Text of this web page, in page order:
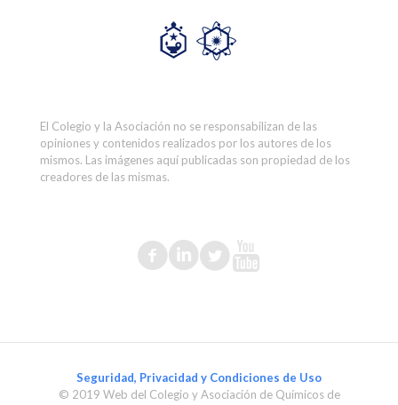
El Colegio y la Asociación no se responsabilizan de las
opiniones y contenidos realizados por los autores de los
mismos. Las imágenes aquí publicadas son propiedad de los
creadores de las mismas.
Seguridad, Privacidad y Condiciones de Uso
© 2019 Web del Colegio y Asociación de Químicos de